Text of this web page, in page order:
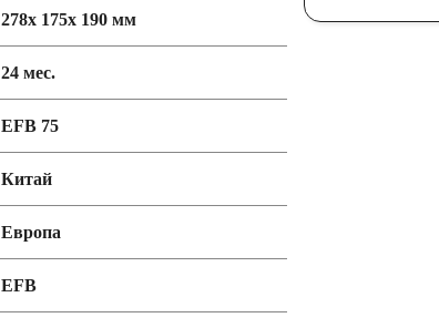
278x 175x 190 мм
24 мес.
EFB 75
Китай
Европа
EFB